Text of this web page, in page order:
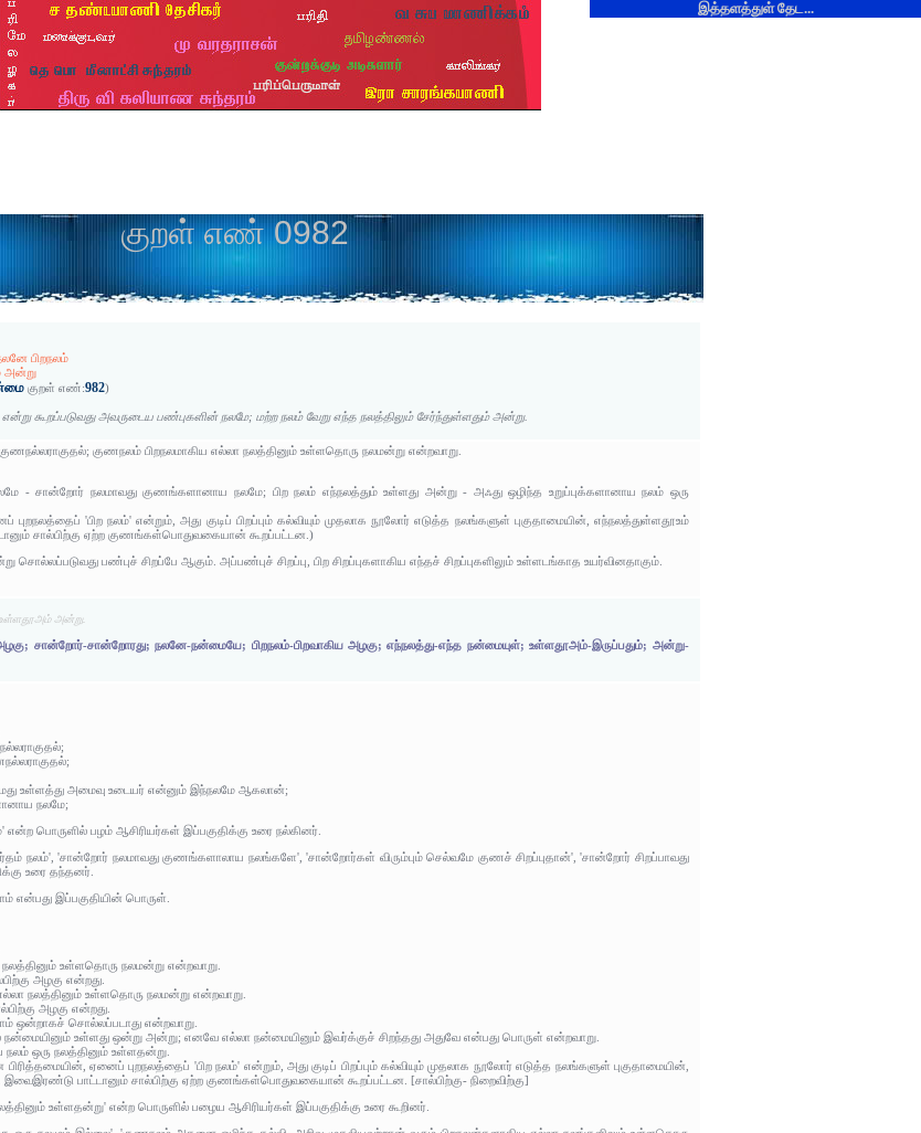
இத்தளத்துள் தேட...
குறள் எண் 0982
பிறநலம்
அன்று
குறள் எண்:982)
கூறப்படுவது அவருடைய பண்புகளின் நலமே; மற்ற நலம் வேறு எந்த நலத்திலும் சேர்ந்துள்ளதும் அன்று.
குணநலம் பிறநலமாகிய எல்லா நலத்தினும் உள்ளதொரு நலமன்று என்றவாறு.
- சான்றோர் நலமாவது குணங்களானாய நலமே; பிற நலம் எந்நலத்தும் உள்ளது அன்று - அஃது ஒழிந்த உறுப்புக்களானாய நலம் ஒரு
'பிற நலம்' என்றும், அது குடிப் பிறப்பும் கல்வியும் முதலாக நூலோர் எடுத்த நலங்களுள் புகுதாமையின், எந்நலத்துள்ளதூஉம்
சால்பிற்கு ஏற்ற குணங்கள்பொதுவகையான் கூறப்பட்டன.)
சொல்லப்படுவது பண்புச் சிறப்பே ஆகும். அப்பண்புச் சிறப்பு, பிற சிறப்புகளாகிய எந்தச் சிறப்புகளிலும் உள்ளடங்காத உயர்வினதாகும்.
அன்று.
சான்றோர்-சான்றோரது; நலனே-நன்மையே; பிறநலம்-பிறவாகிய அழகு; எந்நலத்து-எந்த நன்மையுள்; உள்ளதூஅம்-இருப்பதும்; அன்று-
உள்ளத்து அமைவு உடையர் என்னும் இந்நலமே ஆகலான்;
நலமே;
பொருளில் பழம் ஆசிரியர்கள் இப்பகுதிக்கு உரை நல்கினர்.
நலம்', 'சான்றோர் நலமாவது குணங்களாலாய நலங்களே', 'சான்றோர்கள் விரும்பும் செல்வமே குணச் சிறப்புதான்', 'சான்றோர் சிறப்பாவது
உரை தந்தனர்.
என்பது இப்பகுதியின் பொருள்.
உள்ளதொரு நலமன்று என்றவாறு.
அழகு என்றது.
நலத்தினும் உள்ளதொரு நலமன்று என்றவாறு.
அழகு என்றது.
ஒன்றாகச் சொல்லப்படாது என்றவாறு.
உள்ளது ஒன்று அன்று; எனவே எல்லா நன்மையினும் இவர்க்குச் சிறந்தது அதுவே என்பது பொருள் என்றவாறு.
நலம் ஒரு நலத்தினும் உள்ளதன்று.
ஏனைப் புறநலத்தைப் 'பிற நலம்' என்றும், அது குடிப் பிறப்பும் கல்வியும் முதலாக நூலோர் எடுத்த நலங்களுள் புகுதாமையின்,
பாட்டானும் சால்பிற்கு ஏற்ற குணங்கள்பொதுவகையான் கூறப்பட்டன. [சால்பிற்கு- நிறைவிற்கு]
உள்ளதன்று' என்ற பொருளில் பழைய ஆசிரியர்கள் இப்பகுதிக்கு உரை கூறினர்.